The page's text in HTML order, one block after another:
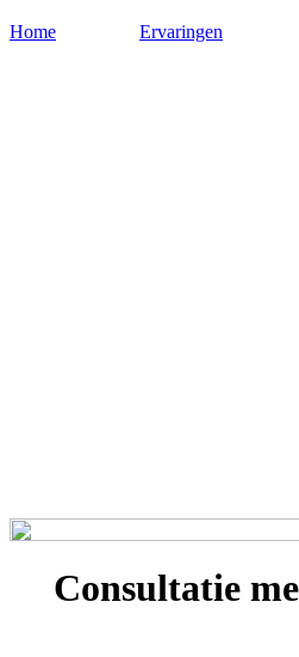
Home Ervaringen
Consultatie